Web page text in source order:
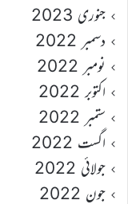
جنوری 2023
دسمبر 2022
نومبر 2022
اکتوبر 2022
ستمبر 2022
اگست 2022
جولائی 2022
جون 2022